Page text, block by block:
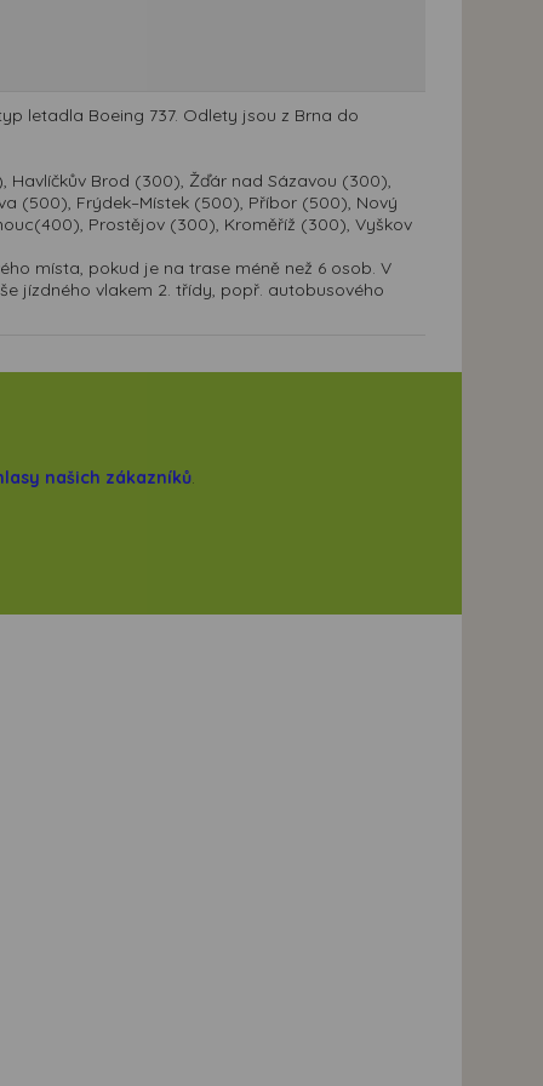
letadla Boeing 737. Odlety jsou z Brna do
Havlíčkův Brod (300), Žďár nad Sázavou (300),
(500), Frýdek–Místek (500), Příbor (500), Nový
Prostějov (300), Kroměříž (300), Vyškov
místa, pokud je na trase méně než 6 osob. V
jízdného vlakem 2. třídy, popř. autobusového
našich zákazníků.